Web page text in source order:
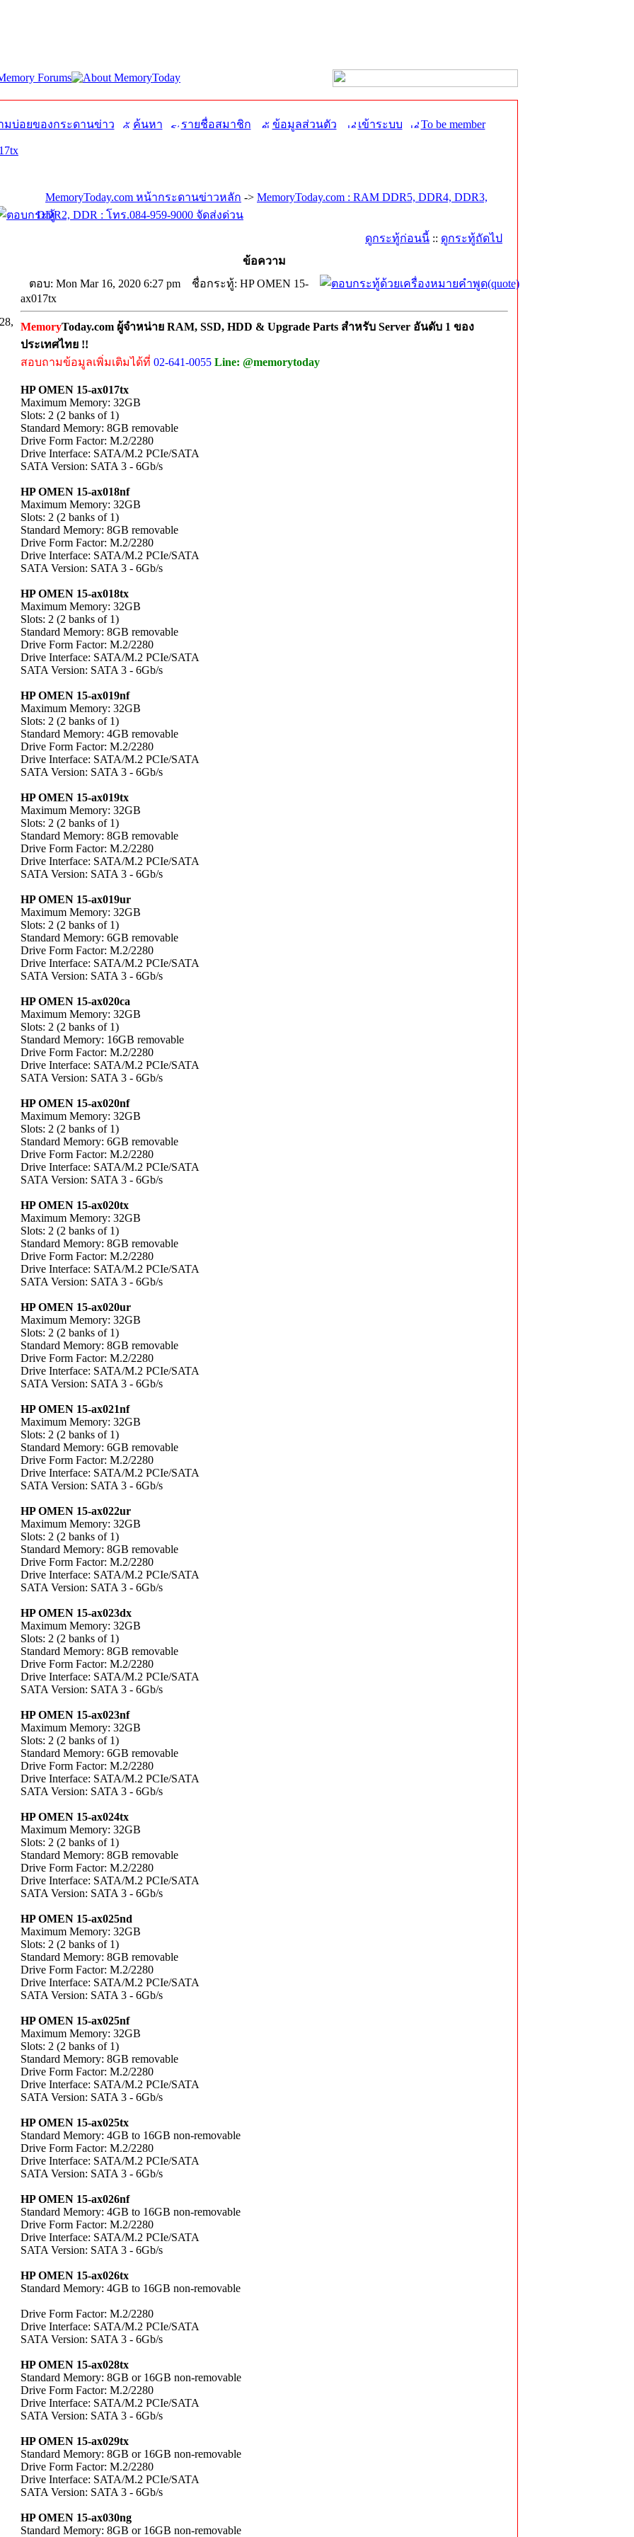
มบ่อยของกระดานข่าว ค้นหา รายชื่อสมาชิก ข้อมูลส่วนตัว เข้าระบบ To be member
MemoryToday.com หน้ากระดานข่าวหลัก -> MemoryToday.com : RAM DDR5, DDR4, DDR3,
DDR2, DDR : โทร.084-959-9000 จัดส่งด่วน
ดูกระทู้ก่อนนี้ :: ดูกระทู้ถัดไป
ข้อความ
ตอบ: Mon Mar 16, 2020 6:27 pm
ชื่อกระทู้: HP OMEN 15-
ax017tx
MemoryToday.com ผู้จำหน่าย RAM, SSD, HDD & Upgrade Parts สำหรับ Server อันดับ 1 ของ
ประเทศไทย !!
สอบถามข้อมูลเพิ่มเติมได้ที่ 02-641-0055 Line: @memorytoday
HP OMEN 15-ax017tx
Maximum Memory: 32GB
Slots: 2 (2 banks of 1)
Standard Memory: 8GB removable
Drive Form Factor: M.2/2280
Drive Interface: SATA/M.2 PCIe/SATA
SATA Version: SATA 3 - 6Gb/s
HP OMEN 15-ax018nf
Maximum Memory: 32GB
Slots: 2 (2 banks of 1)
Standard Memory: 8GB removable
Drive Form Factor: M.2/2280
Drive Interface: SATA/M.2 PCIe/SATA
SATA Version: SATA 3 - 6Gb/s
HP OMEN 15-ax018tx
Maximum Memory: 32GB
Slots: 2 (2 banks of 1)
Standard Memory: 8GB removable
Drive Form Factor: M.2/2280
Drive Interface: SATA/M.2 PCIe/SATA
SATA Version: SATA 3 - 6Gb/s
HP OMEN 15-ax019nf
Maximum Memory: 32GB
Slots: 2 (2 banks of 1)
Standard Memory: 4GB removable
Drive Form Factor: M.2/2280
Drive Interface: SATA/M.2 PCIe/SATA
SATA Version: SATA 3 - 6Gb/s
HP OMEN 15-ax019tx
Maximum Memory: 32GB
Slots: 2 (2 banks of 1)
Standard Memory: 8GB removable
Drive Form Factor: M.2/2280
Drive Interface: SATA/M.2 PCIe/SATA
SATA Version: SATA 3 - 6Gb/s
HP OMEN 15-ax019ur
Maximum Memory: 32GB
Slots: 2 (2 banks of 1)
Standard Memory: 6GB removable
Drive Form Factor: M.2/2280
Drive Interface: SATA/M.2 PCIe/SATA
SATA Version: SATA 3 - 6Gb/s
HP OMEN 15-ax020ca
Maximum Memory: 32GB
Slots: 2 (2 banks of 1)
Standard Memory: 16GB removable
Drive Form Factor: M.2/2280
Drive Interface: SATA/M.2 PCIe/SATA
SATA Version: SATA 3 - 6Gb/s
HP OMEN 15-ax020nf
Maximum Memory: 32GB
Slots: 2 (2 banks of 1)
Standard Memory: 6GB removable
Drive Form Factor: M.2/2280
Drive Interface: SATA/M.2 PCIe/SATA
SATA Version: SATA 3 - 6Gb/s
HP OMEN 15-ax020tx
Maximum Memory: 32GB
Slots: 2 (2 banks of 1)
Standard Memory: 8GB removable
Drive Form Factor: M.2/2280
Drive Interface: SATA/M.2 PCIe/SATA
SATA Version: SATA 3 - 6Gb/s
HP OMEN 15-ax020ur
Maximum Memory: 32GB
Slots: 2 (2 banks of 1)
Standard Memory: 8GB removable
Drive Form Factor: M.2/2280
Drive Interface: SATA/M.2 PCIe/SATA
SATA Version: SATA 3 - 6Gb/s
HP OMEN 15-ax021nf
Maximum Memory: 32GB
Slots: 2 (2 banks of 1)
Standard Memory: 6GB removable
Drive Form Factor: M.2/2280
Drive Interface: SATA/M.2 PCIe/SATA
SATA Version: SATA 3 - 6Gb/s
HP OMEN 15-ax022ur
Maximum Memory: 32GB
Slots: 2 (2 banks of 1)
Standard Memory: 8GB removable
Drive Form Factor: M.2/2280
Drive Interface: SATA/M.2 PCIe/SATA
SATA Version: SATA 3 - 6Gb/s
HP OMEN 15-ax023dx
Maximum Memory: 32GB
Slots: 2 (2 banks of 1)
Standard Memory: 8GB removable
Drive Form Factor: M.2/2280
Drive Interface: SATA/M.2 PCIe/SATA
SATA Version: SATA 3 - 6Gb/s
HP OMEN 15-ax023nf
Maximum Memory: 32GB
Slots: 2 (2 banks of 1)
Standard Memory: 6GB removable
Drive Form Factor: M.2/2280
Drive Interface: SATA/M.2 PCIe/SATA
SATA Version: SATA 3 - 6Gb/s
HP OMEN 15-ax024tx
Maximum Memory: 32GB
Slots: 2 (2 banks of 1)
Standard Memory: 8GB removable
Drive Form Factor: M.2/2280
Drive Interface: SATA/M.2 PCIe/SATA
SATA Version: SATA 3 - 6Gb/s
HP OMEN 15-ax025nd
Maximum Memory: 32GB
Slots: 2 (2 banks of 1)
Standard Memory: 8GB removable
Drive Form Factor: M.2/2280
Drive Interface: SATA/M.2 PCIe/SATA
SATA Version: SATA 3 - 6Gb/s
HP OMEN 15-ax025nf
Maximum Memory: 32GB
Slots: 2 (2 banks of 1)
Standard Memory: 8GB removable
Drive Form Factor: M.2/2280
Drive Interface: SATA/M.2 PCIe/SATA
SATA Version: SATA 3 - 6Gb/s
HP OMEN 15-ax025tx
Standard Memory: 4GB to 16GB non-removable
Drive Form Factor: M.2/2280
Drive Interface: SATA/M.2 PCIe/SATA
SATA Version: SATA 3 - 6Gb/s
HP OMEN 15-ax026nf
Standard Memory: 4GB to 16GB non-removable
Drive Form Factor: M.2/2280
Drive Interface: SATA/M.2 PCIe/SATA
SATA Version: SATA 3 - 6Gb/s
HP OMEN 15-ax026tx
Standard Memory: 4GB to 16GB non-removable
Drive Form Factor: M.2/2280
Drive Interface: SATA/M.2 PCIe/SATA
SATA Version: SATA 3 - 6Gb/s
HP OMEN 15-ax028tx
Standard Memory: 8GB or 16GB non-removable
Drive Form Factor: M.2/2280
Drive Interface: SATA/M.2 PCIe/SATA
SATA Version: SATA 3 - 6Gb/s
HP OMEN 15-ax029tx
Standard Memory: 8GB or 16GB non-removable
Drive Form Factor: M.2/2280
Drive Interface: SATA/M.2 PCIe/SATA
SATA Version: SATA 3 - 6Gb/s
HP OMEN 15-ax030ng
Standard Memory: 8GB or 16GB non-removable